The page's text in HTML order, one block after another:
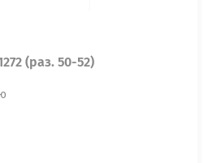
(рaз. 50-52)